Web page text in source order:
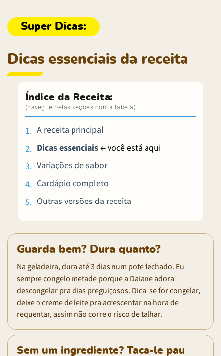
Dicas essenciais da receita
Índice da Receita:
A receita principal
Dicas essenciais← você está aqui
Variações de sabor
Cardápio completo
Outras versões da receita
Guarda bem? Dura quanto?
Na geladeira, dura até 3 dias num pote fechado. Eu
sempre congelo metade porque a Daiane adora
descongelar pra dias preguiçosos. Dica: se for congelar,
deixe o creme de leite pra acrescentar na hora de
requentar, assim não corre o risco de talhar.
Sem um ingrediente? Taca-le pau